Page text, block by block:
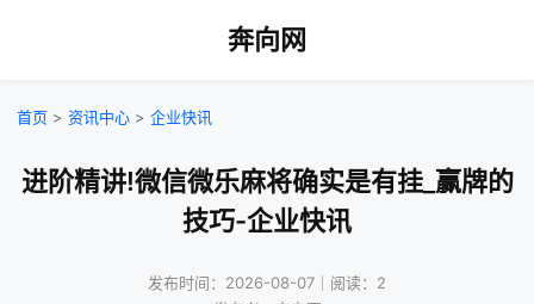
奔向网
首页 > 资讯中心 > 企业快讯
进阶精讲!微信微乐麻将确实是有挂_赢牌的
技巧-企业快讯
发布时间：2026-08-07｜阅读：2